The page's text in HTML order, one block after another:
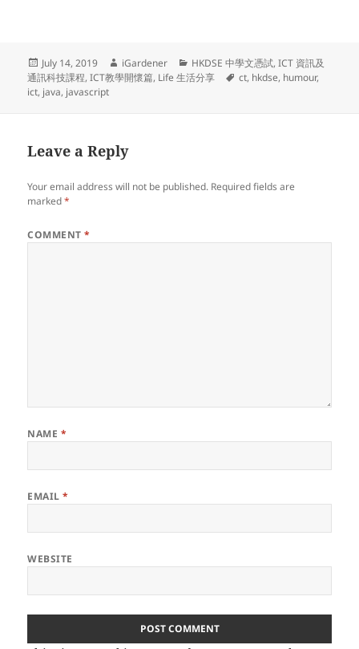
Posted
on
July 14, 2019 Author
iGardener Categories
HKDSE 中學文憑試,ICT 資訊及
通訊科技課程,ICT教學開懷篇, Life 生活分享 Tags
ct, hkdse, humour,
ict, java, javascript
Leave a Reply
Your email address will not be published. Required fields are
marked*
COMMENT*
NAME *
EMAIL*
WEBSITE